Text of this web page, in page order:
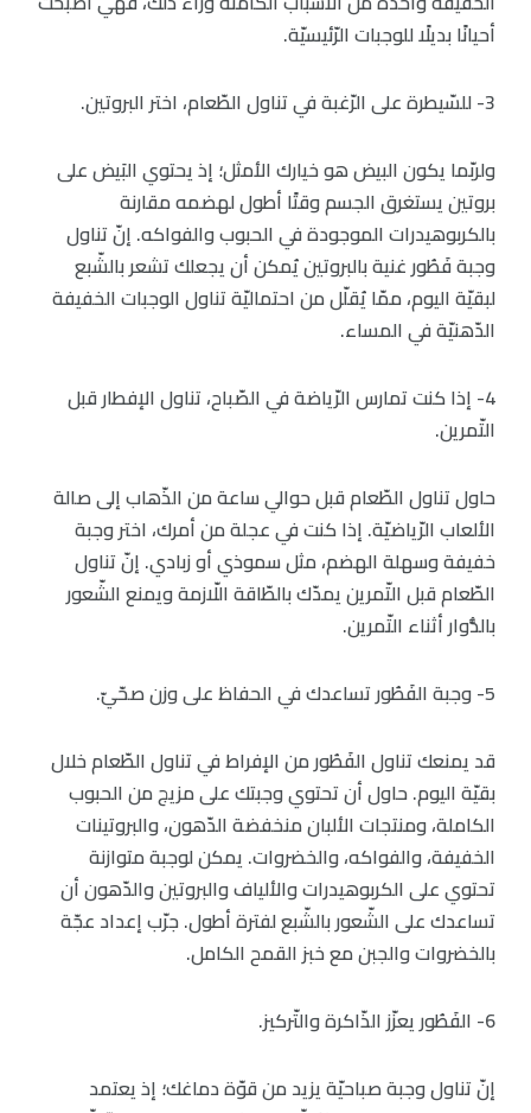
أحيانًا بديلًا للوجبات الرّئيسيّة.
3- للسّيطرة على الرّغبة في تناول الطّعام، اختر البروتين.
ولربّما يكون البيض هو خيارك الأمثل؛ إذ يحتوي البَيض على
بروتين يستغرق الجسم وقتًا أطول لهضمه مقارنة
بالكربوهيدرات الموجودة في الحبوب والفواكه. إنّ تناول
وجبة فَطُور غنية بالبروتين يُمكن أن يجعلك تشعر بالشّبع
لبقيّة اليوم، ممّا يُقلّل من احتماليّة تناول الوجبات الخفيفة
الدّهنيّة في المساء.
4- إذا كنت تمارس الرّياضة في الصّباح، تناول الإفطار قبل
التّمرين.
حاول تناول الطّعام قبل حوالي ساعة من الذّهاب إلى صالة
الألعاب الرّياضيّة. إذا كنت في عجلة من أمرك، اختر وجبة
خفيفة وسهلة الهضم، مثل سموذي أو زبادي. إنّ تناول
الطّعام قبل التّمرين يمدّك بالطّاقة اللّازمة ويمنع الشّعور
بالدُّوار أثناء التّمرين.
5- وجبة الفَطُور تساعدك في الحفاظ على وزن صحّيّ.
قد يمنعك تناول الفَطُور من الإفراط في تناول الطّعام خلال
بقيّة اليوم. حاول أن تحتوي وجبتك على مزيج من الحبوب
الكاملة، ومنتجات الألبان منخفضة الدّهون، والبروتينات
الخفيفة، والفواكه، والخضروات. يمكن لوجبة متوازنة
تحتوي على الكربوهيدرات والألياف والبروتين والدّهون أن
تساعدك على الشّعور بالشّبع لفترة أطول. جرّب إعداد عجّة
بالخضروات والجبن مع خبز القمح الكامل.
6- الفَطُور يعزّز الذّاكرة والتّركيز.
إنّ تناول وجبة صباحيّة يزيد من قوّة دماغك؛ إذ يعتمد